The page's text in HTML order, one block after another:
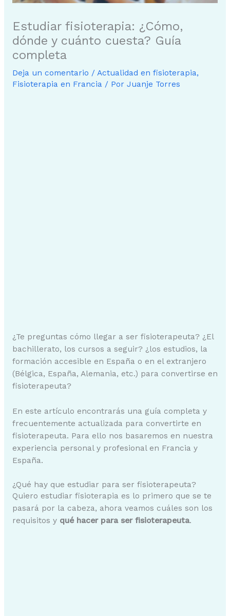
Estudiar fisioterapia: ¿Cómo,
dónde y cuánto cuesta? Guía
completa
Deja un comentario / Actualidad en fisioterapia,
Fisioterapia en Francia/ Por Juanje Torres
¿Te preguntas cómo llegar a ser fisioterapeuta? ¿El
bachillerato, los cursos a seguir? ¿los estudios, la
formación accesible en España o en el extranjero
(Bélgica, España, Alemania, etc.) para convertirse en
fisioterapeuta?
En este artículo encontrarás una guía completa y
frecuentemente actualizada para convertirte en
fisioterapeuta. Para ello nos basaremos en nuestra
experiencia personal y profesional en Francia y
España.
¿Qué hay que estudiar para ser fisioterapeuta?
Quiero estudiar fisioterapia es lo primero que se te
pasará por la cabeza, ahora veamos cuáles son los
requisitos y qué hacer para ser fisioterapeuta.